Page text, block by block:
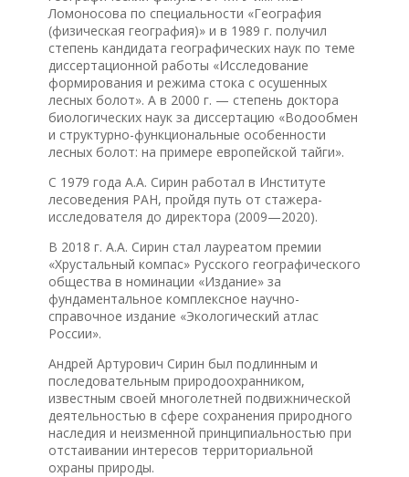
Ломоносова по специальности «География
(физическая география)» и в 1989 г. получил
степень кандидата географических наук по теме
диссертационной работы «Исследование
формирования и режима стока с осушенных
лесных болот». А в 2000 г. — степень доктора
биологических наук за диссертацию «Водообмен
и структурно-функциональные особенности
лесных болот: на примере европейской тайги».
С 1979 года А.А. Сирин работал в Институте
лесоведения РАН, пройдя путь от стажера-
исследователя до директора (2009—2020).
В 2018 г. А.А. Сирин стал лауреатом премии
«Хрустальный компас» Русского географического
общества в номинации «Издание» за
фундаментальное комплексное научно-
справочное издание «Экологический атлас
России».
Андрей Артурович Сирин был подлинным и
последовательным природоохранником,
известным своей многолетней подвижнической
деятельностью в сфере сохранения природного
наследия и неизменной принципиальностью при
отстаивании интересов территориальной
охраны природы.